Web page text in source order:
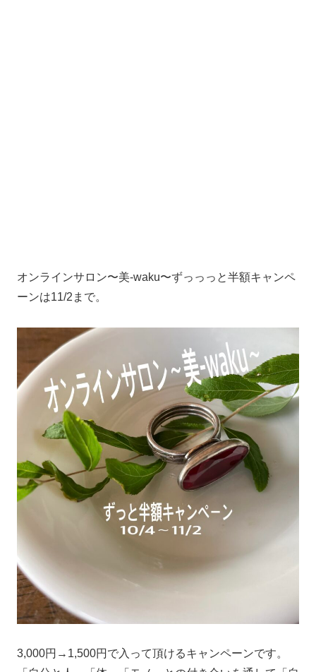
オンラインサロン〜美-waku〜ずっっっと半額キャンペ
ーンは11/2まで。
3,000円→1,500円で入って頂けるキャンペーンです。